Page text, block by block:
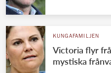
KUNGAFAMILJEN
Victoria flyr
mystiska